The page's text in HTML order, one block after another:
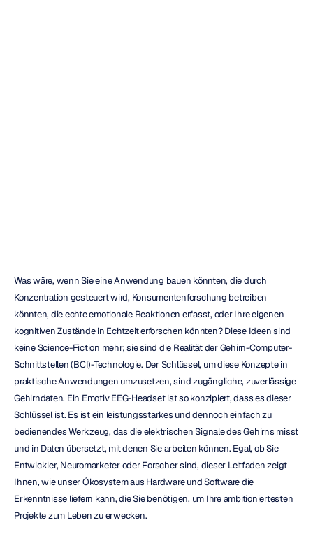
Was wäre, wenn Sie eine Anwendung bauen könnten, die durch
Konzentration gesteuert wird, Konsumentenforschung betreiben
könnten, die echte emotionale Reaktionen erfasst, oder Ihre eigenen
kognitiven Zustände in Echtzeit erforschen könnten? Diese Ideen sind
keine Science-Fiction mehr; sie sind die Realität der Gehirn-Computer-
Schnittstellen (BCI)-Technologie. Der Schlüssel, um diese Konzepte in
praktische Anwendungen umzusetzen, sind zugängliche, zuverlässige
Gehirndaten. Ein Emotiv EEG-Headset ist so konzipiert, dass es dieser
Schlüssel ist. Es ist ein leistungsstarkes und dennoch einfach zu
bedienendes Werkzeug, das die elektrischen Signale des Gehirns misst
und in Daten übersetzt, mit denen Sie arbeiten können. Egal, ob Sie
Entwickler, Neuromarketer oder Forscher sind, dieser Leitfaden zeigt
Ihnen, wie unser Ökosystem aus Hardware und Software die
Erkenntnisse liefern kann, die Sie benötigen, um Ihre ambitioniertesten
Projekte zum Leben zu erwecken.